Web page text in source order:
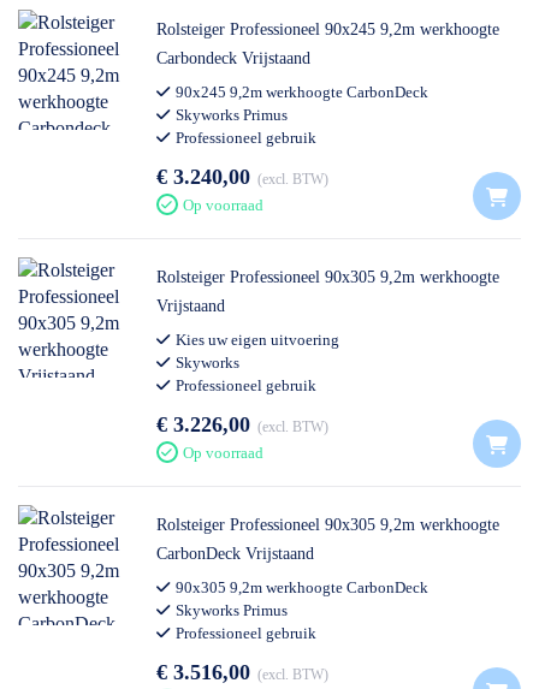
Rolsteiger Professioneel 90x245 9,2m werkhoogte
Carbondeck Vrijstaand
90x245 9,2m werkhoogte CarbonDeck
Skyworks Primus
Professioneel gebruik
€ 3.240,00 excl. BTW
Op voorraad
Rolsteiger Professioneel 90x305 9,2m werkhoogte
Vrijstaand
Kies uw eigen uitvoering
Skyworks
Professioneel gebruik
€ 3.226,00 excl. BTW
Op voorraad
Rolsteiger Professioneel 90x305 9,2m werkhoogte
CarbonDeck Vrijstaand
90x305 9,2m werkhoogte CarbonDeck
Skyworks Primus
Professioneel gebruik
€ 3.516,00 excl. BTW